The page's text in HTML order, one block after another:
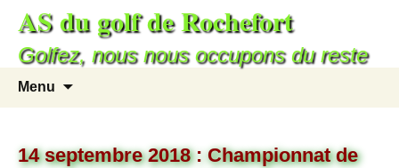
AS du golf de Rochefort
Golfez, nous nous occupons du reste
Menu
14 septembre 2018 : Championnat de